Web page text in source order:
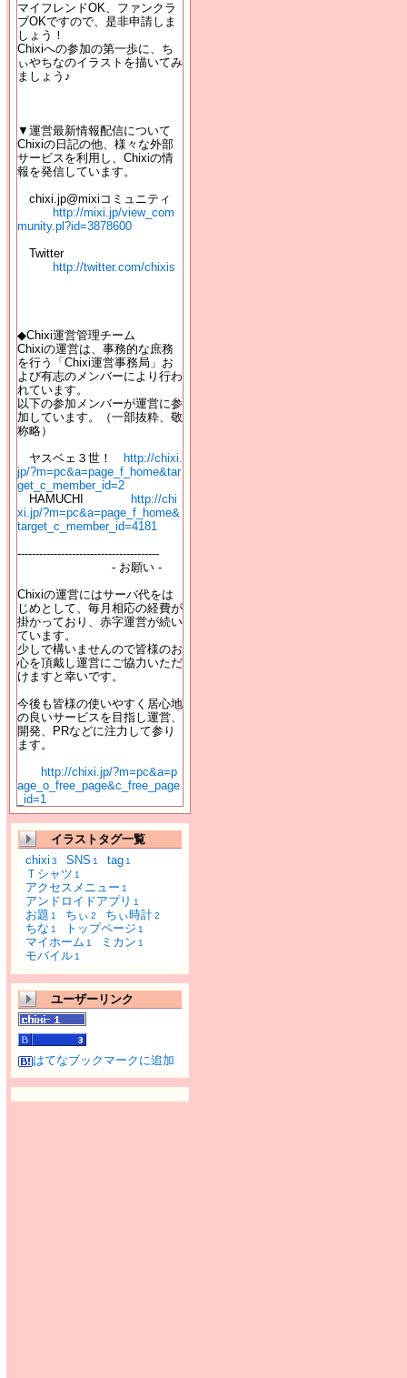
マイフレンドOK、ファンクラ
ブOKですので、是非申請しま
しょう！
Chixiへの参加の第一歩に、ち
ぃやちなのイラストを描いてみ
ましょう♪
▼運営最新情報配信について
Chixiの日記の他、様々な外部
サービスを利用し、Chixiの情
報を発信しています。
chixi.jp@mixiコミュニティ
http://mixi.jp/view_com
munity.pl?id=3878600
Twitter
http://twitter.com/chixis
◆Chixi運営管理チーム
Chixiの運営は、事務的な庶務
を行う「Chixi運営事務局」お
よび有志のメンバーにより行わ
れています。
以下の参加メンバーが運営に参
加しています。（一部抜粋、敬
称略）
ヤスベェ３世！
http://chixi.
jp/?m=pc&a=page_f_home&tar
get_c_member_id=2
HAMUCHI
http://chi
xi.jp/?m=pc&a=page_f_home&
target_c_member_id=4181
---------------------------------------
- お願い -
Chixiの運営にはサーバ代をは
じめとして、毎月相応の経費が
掛かっており、赤字運営が続い
ています。
少しで構いませんので皆様のお
心を頂戴し運営にご協力いただ
けますと幸いです。
今後も皆様の使いやすく居心地
の良いサービスを目指し運営、
開発、PRなどに注力して参り
ます。
http://chixi.jp/?m=pc&a=p
age_o_free_page&c_free_page
_id=1
イラストタグ一覧
chixi 3 SNS 1 tag 1
Ｔシャツ 1
アクセスメニュー 1
アンドロイドアプリ 1
お題 1 ちぃ 2 ちぃ時計2
ちな 1 トップページ 1
マイホーム 1 ミカン 1
モバイル 1
ユーザーリンク
はてなブックマークに追加